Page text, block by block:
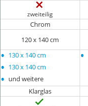
zweiteilig
Chrom
120 x 140 cm
• 130 x 140 cm
• 130 x 140 cm
• und weitere
•
Klarglas